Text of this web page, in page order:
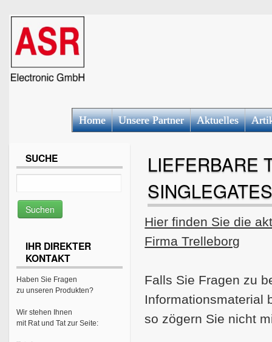
Home Unsere Partner Aktuelles
LIEFERBARE
Hier finden Sie die
Firma Trelleborg
Falls Sie Fragen zu
Informationsmaterial
so zögern Sie nicht
SUCHE
IHR DIREKTER
KONTAKT
Haben Sie Fragen
zu unseren Produkten?
Wir stehen Ihnen
mit Rat und Tat zur Seite: